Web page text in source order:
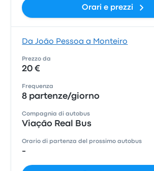
Orari e prezzi
Da João Pessoa a Monteiro
Prezzo da
20 €
Frequenza
8 partenze/giorno
Compagnia di autobus
Viação Real Bus
Orario di partenza del prossimo autobus
-